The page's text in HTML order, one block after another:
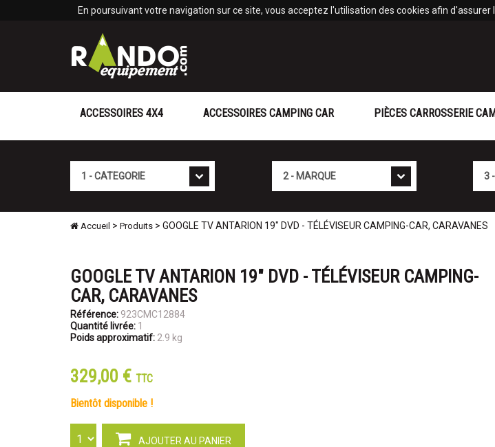
En poursuivant votre navigation sur ce site, vous acceptez l'utilisation des cookies afin
ACCESSOIRES 4X4 ACCESSOIRES CAMPING CAR PIÈCES CARROSSERIE
Accueil > Produits > GOOGLE TV ANTARION 19" DVD - TÉLÉVISEUR CAMPING-CAR, CARAVANES
GOOGLE TV ANTARION 19" DVD - TÉLÉVISEUR CAMPING-
CAR, CARAVANES
Référence: 923CMC12884
Quantité livrée: 1
Poids approximatif: 2.9 kg
329,00 € TTC
bientôt disponible !
AJOUTER AU PANIER
Panneau de gestion des cookies